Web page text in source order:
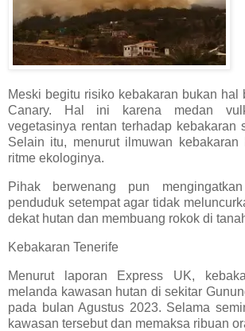
Meski begitu risiko kebakaran bukan hal
Canary. Hal ini karena medan
vegetasinya rentan terhadap kebakaran
Selain itu, menurut ilmuwan kebakaran
ritme ekologinya.
Pihak berwenang pun
penduduk setempat agar tidak
dekat hutan dan membuang rokok di
Kebakaran Tenerife
Menurut laporan Express UK,
melanda kawasan hutan di sekitar
pada bulan Agustus 2023. Selama
kawasan tersebut dan memaksa ribuan